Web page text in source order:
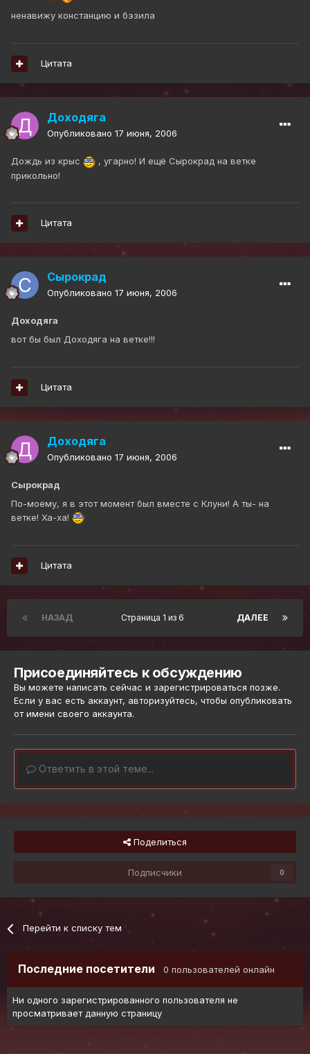
ненавижу констанцию и бэзила
Цитата
Доходяга
Опубликовано 17 июня, 2006
Дождь из крыс
, угарно! И ещё Сырокрад на ветке
прикольно!
Цитата
Сырокрад
Опубликовано 17 июня, 2006
Доходяга
вот бы был Доходяга на ветке!!!
Цитата
Доходяга
Опубликовано 17 июня, 2006
Сырокрад
По-моему, я в этот момент был вместе с Клуни! А ты- на
ветке! Ха-ха!
Цитата
НАЗАД ДАЛЕЕ
Страница 1 из 6
Присоединяйтесь к обсуждению
Вы можете написать сейчас и зарегистрироваться позже.
Если у вас есть аккаунт, авторизуйтесь, чтобы опубликовать
от имени своего аккаунта.
Ответить в этой теме...
Поделиться
Подписчики 0
Перейти к списку тем
Последние посетители 0 пользователей онлайн
Ни одного зарегистрированного пользователя не
просматривает данную страницу